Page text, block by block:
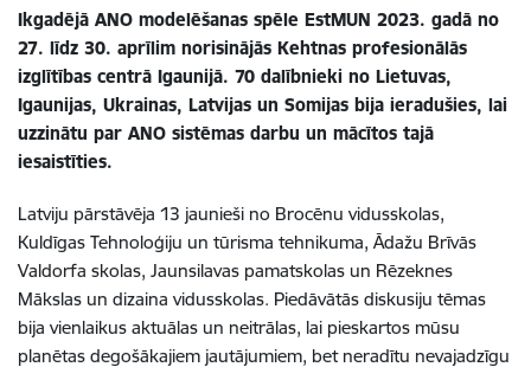
Ikgadējā ANO modelēšanas spēle EstMUN 2023. gadā no
27. līdz 30. aprīlim norisinājās Kehtnas profesionālās
izglītības centrā Igaunijā. 70 dalībnieki no Lietuvas,
Igaunijas, Ukrainas, Latvijas un Somijas bija ieradušies, lai
uzzinātu par ANO sistēmas darbu un mācītos tajā
iesaistīties.
Latviju pārstāvēja 13 jaunieši no Brocēnu vidusskolas,
Kuldīgas Tehnoloģiju un tūrisma tehnikuma, Ādažu Brīvās
Valdorfa skolas, Jaunsilavas pamatskolas un Rēzeknes
Mākslas un dizaina vidusskolas. Piedāvātās diskusiju tēmas
bija vienlaikus aktuālas un neitrālas, lai pieskartos mūsu
planētas degošākajiem jautājumiem, bet neradītu nevajadzīgu